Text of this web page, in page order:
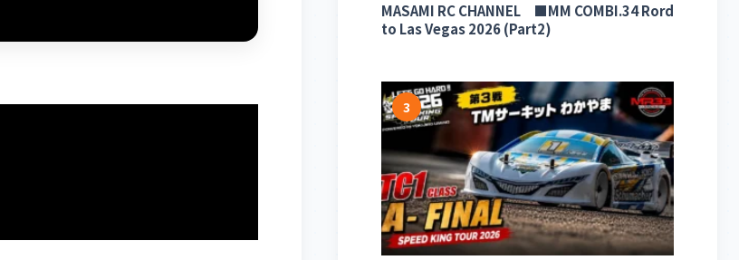
MASAMI RC CHANNEL ■MM COMBI.34 Rord
to Las Vegas 2026 (Part2)
3